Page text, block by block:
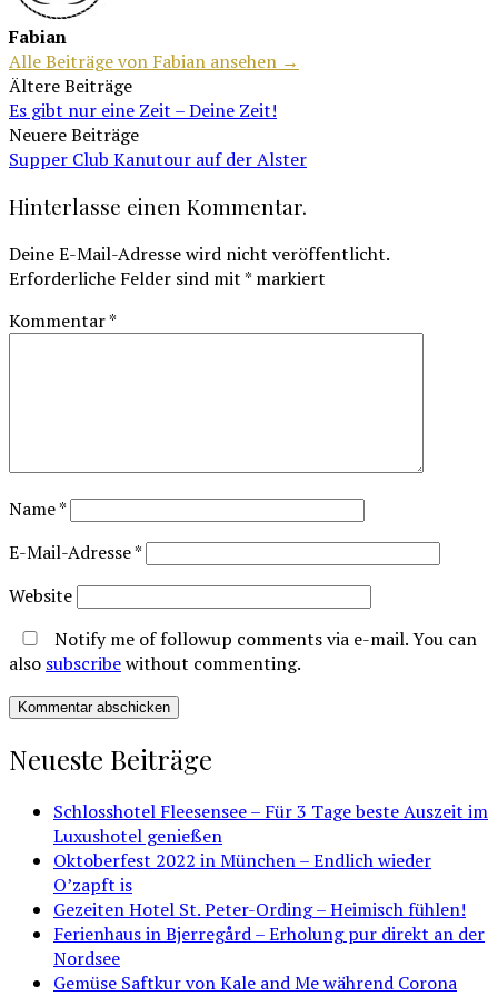
Fabian
Alle Beiträge von Fabian ansehen →
Beitragsnavigation
Ältere Beiträge
Es gibt nur eine Zeit – Deine Zeit!
Neuere Beiträge
Supper Club Kanutour auf der Alster
Hinterlasse einen Kommentar.
Deine E-Mail-Adresse wird nicht veröffentlicht.
Erforderliche Felder sind mit* markiert
Kommentar*
Name*
E-Mail-Adresse*
Website
Notify me of followup comments via e-mail. You can
also subscribewithout commenting.
Neueste Beiträge
Schlosshotel Fleesensee – Für 3 Tage beste Auszeit im
Luxushotel genießen
Oktoberfest 2022 in München – Endlich wieder
O’zapft is
Gezeiten Hotel St. Peter-Ording – Heimisch fühlen!
Ferienhaus in Bjerregård – Erholung pur direkt an der
Nordsee
Gemüse Saftkur von Kale and Me während Corona